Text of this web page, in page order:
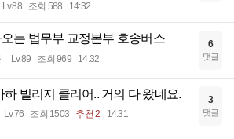
Lv.88 조회 588 14:32
는 법무부 교정본부 호송버스
Lv.89 조회 969 14:32
6
댓글
하 빌리지 클리어.. 거의 다 왔네요.
Lv.76 조회 1503 추천 2 14:31
3
댓글